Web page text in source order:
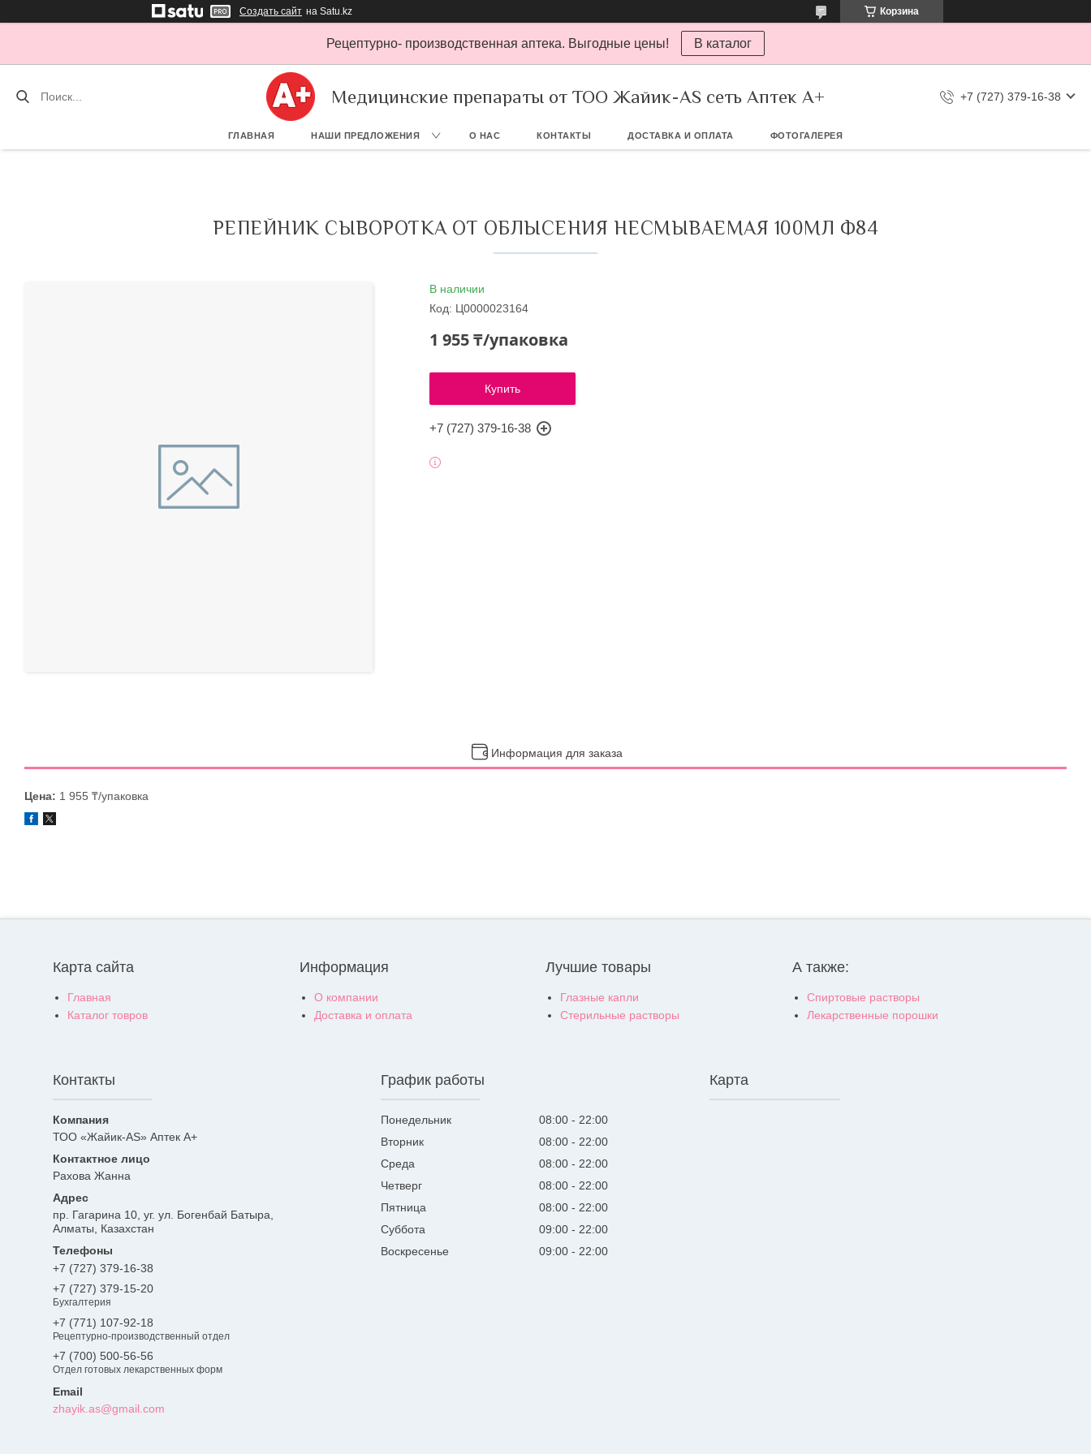
Создать сайт на Satu.kz Корзина
Рецептурно- производственная аптека. Выгодные цены! В каталог
Медицинские препараты от ТОО Жайик-AS сеть Аптек А+ +7 (727) 379-16-38
ГЛАВНАЯ НАШИ ПРЕДЛОЖЕНИЯ О НАС КОНТАКТЫ ДОСТАВКА И ОПЛАТА ФОТОГАЛЕРЕЯ
РЕПЕЙНИК СЫВОРОТКА ОТ ОБЛЫСЕНИЯ НЕСМЫВАЕМАЯ 100МЛ Ф84
В наличии
Код: Ц0000023164
1 955 ₸/упаковка
Купить
+7 (727) 379-16-38
Информация для заказа
Цена: 1 955 ₸/упаковка
Карта сайта
Главная
Каталог товров
Информация
О компании
Доставка и оплата
Лучшие товары
Глазные капли
Стерильные растворы
А также:
Спиртовые растворы
Лекарственные порошки
Контакты
ТОО «Жайик-AS» Аптек А+
Рахова Жанна
пр. Гагарина 10, уг. ул. Богенбай Батыра,
Алматы, Казахстан
+7 (727) 379-16-38
+7 (727) 379-15-20
Бухгалтерия
+7 (771) 107-92-18
Рецептурно-производственный отдел
+7 (700) 500-56-56
Отдел готовых лекарственных форм
zhayik.as@gmail.com
График работы
Понедельник 08:00
22:00
Вторник
08:00
22:00
Среда
08:00
22:00
Четверг
08:00
22:00
Пятница
08:00
22:00
Суббота
09:00
22:00
Воскресенье
09:00 22:00
Карта